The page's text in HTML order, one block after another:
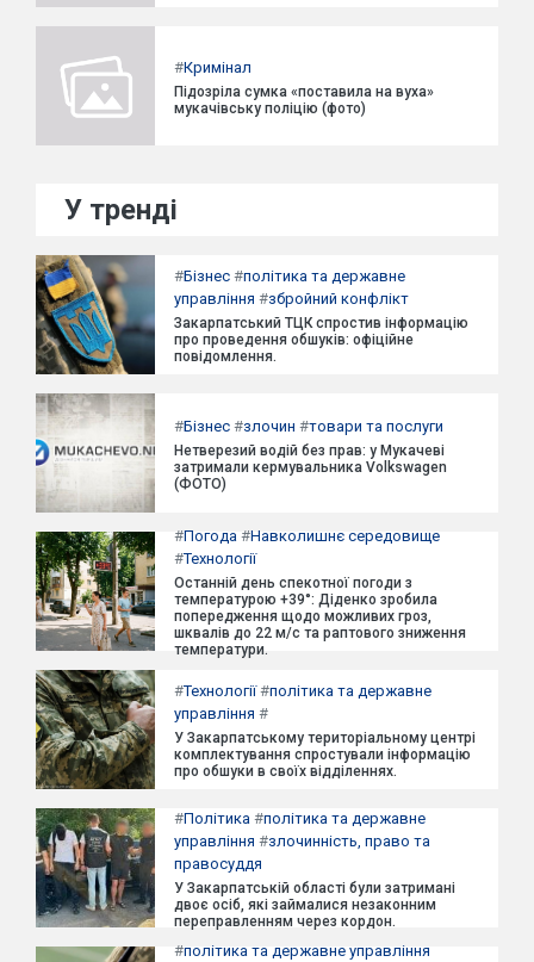
#Кримінал
Підозріла сумка «поставила на вуха»
мукачівську поліцію (фото)
У тренді
#Бізнес #політика та державне
управління #збройний конфлікт
Закарпатський ТЦК спростив інформацію
про проведення обшуків: офіційне
повідомлення.
#Бізнес #злочин #товари та послуги
Нетверезий водій без прав: у Мукачеві
затримали кермувальника Volkswagen
(ФОТО)
#Погода #Навколишнє середовище
#Технології
Останній день спекотної погоди з
температурою +39°: Діденко зробила
попередження щодо можливих гроз,
шквалів до 22 м/с та раптового зниження
температури.
#Технології#політика та державне
управління #
У Закарпатському територіальному центрі
комплектування спростували інформацію
про обшуки в своїх відділеннях.
#Політика #політика та державне
управління #злочинність, право та
правосуддя
У Закарпатській області були затримані
двоє осіб, які займалися незаконним
переправленням через кордон.
#політика та державне управління